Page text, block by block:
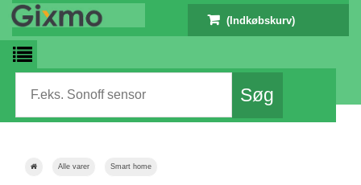
(Indkøbskurv)
Alle varer Smart home